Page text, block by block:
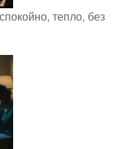
тепло, без